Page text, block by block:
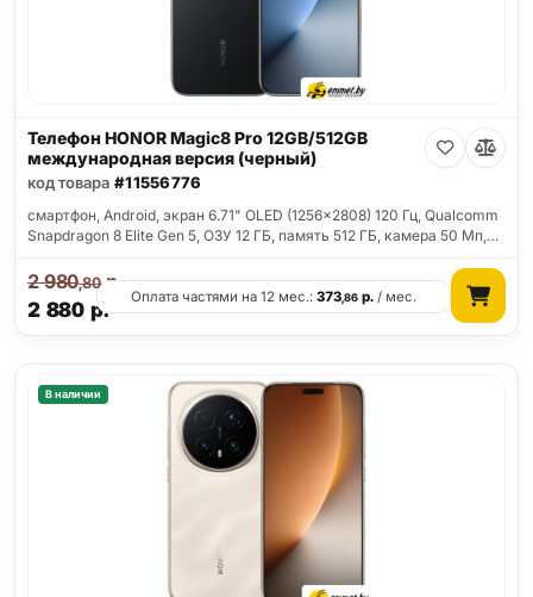
Телефон HONOR Magic8 Pro 12GB/512GB
международная версия (черный)
код товара #11556776
смартфон, Android, экран 6.71" OLED (1256x2808) 120 Гц, Qualcomm
Snapdragon 8 Elite Gen 5, ОЗУ 12 ГБ, память 512 ГБ, камера 50 Мп,…
2 880 р.
2 980,80р.
Оплата частями на 12 мес.:373,86 р. / мес.
В наличии